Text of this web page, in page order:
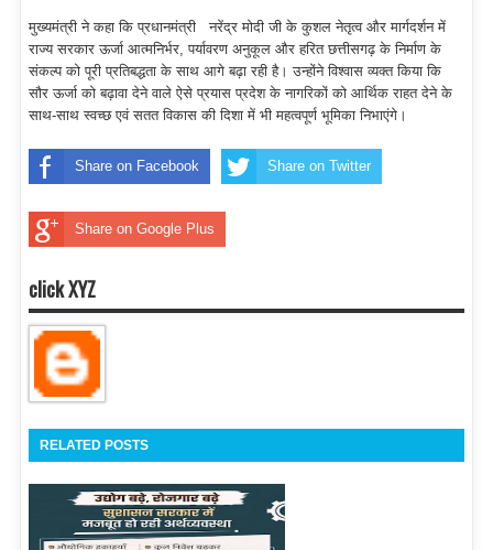
मुख्यमंत्री ने कहा कि प्रधानमंत्री नरेंद्र मोदी जी के कुशल नेतृत्व और मार्गदर्शन में
राज्य सरकार ऊर्जा आत्मनिर्भर, पर्यावरण अनुकूल और हरित छत्तीसगढ़ के निर्माण के
संकल्प को पूरी प्रतिबद्धता के साथ आगे बढ़ा रही है। उन्होंने विश्वास व्यक्त किया कि
सौर ऊर्जा को बढ़ावा देने वाले ऐसे प्रयास प्रदेश के नागरिकों को आर्थिक राहत देने के
साथ-साथ स्वच्छ एवं सतत विकास की दिशा में भी महत्वपूर्ण भूमिका निभाएंगे।
Share on Facebook Share on Twitter
Share on Google Plus
click XYZ
RELATED POSTS